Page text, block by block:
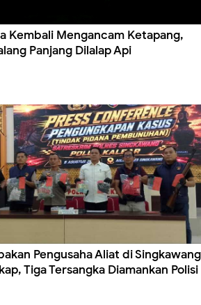
Kembali Mengancam Ketapang,
Panjang Dilalap Api
Pengusaha Aliat di Singkawang
Tiga Tersangka Diamankan Polisi